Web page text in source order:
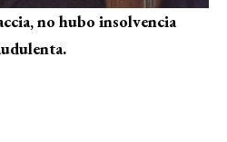
no hubo insolvencia